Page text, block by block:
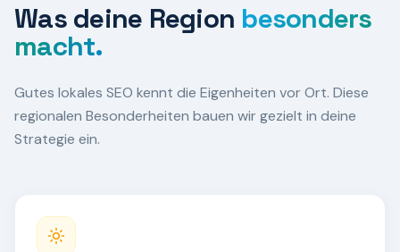
Was deine Region besonders
macht.
Gutes lokales SEO kennt die Eigenheiten vor Ort. Diese
regionalen Besonderheiten bauen wir gezielt in deine
Strategie ein.